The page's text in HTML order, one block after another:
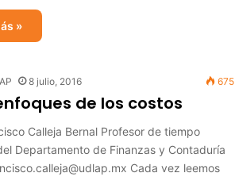
»
8 julio, 2016 675
de los costos
Calleja Bernal Profesor de tiempo
Departamento de Finanzas y Contaduría
Cada vez leemos